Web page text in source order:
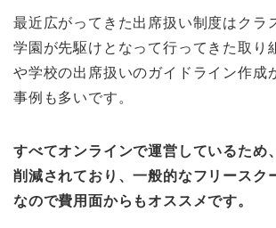
最近広がってきた出席扱い制度はクラ
学園が先駆けとなって行ってきた取り
や学校の出席扱いのガイドライン作成
事例も多いです。
すべてオンラインで運営しているため
削減されており、一般的なフリースク
なので費用面からもオススメです。